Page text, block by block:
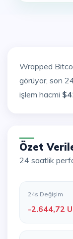
Wrapped
görüyor, son
işlem hacmi
Özet
24 saatlik
24s Değişim
-2.644,72